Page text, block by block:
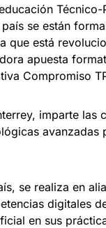
se están
que está
apuesta
Compromiso
imparte las
avanzadas
se realiza en
digitales
en sus